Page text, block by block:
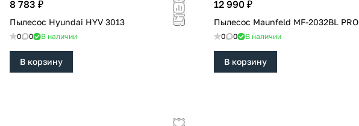
8 783 ₽
Пылесос Hyundai HYV 3013
0 0 В наличии
В корзину
12 990 ₽
Пылесос Maunfeld MF-2032BL PRO
0 0 В наличии
В корзину